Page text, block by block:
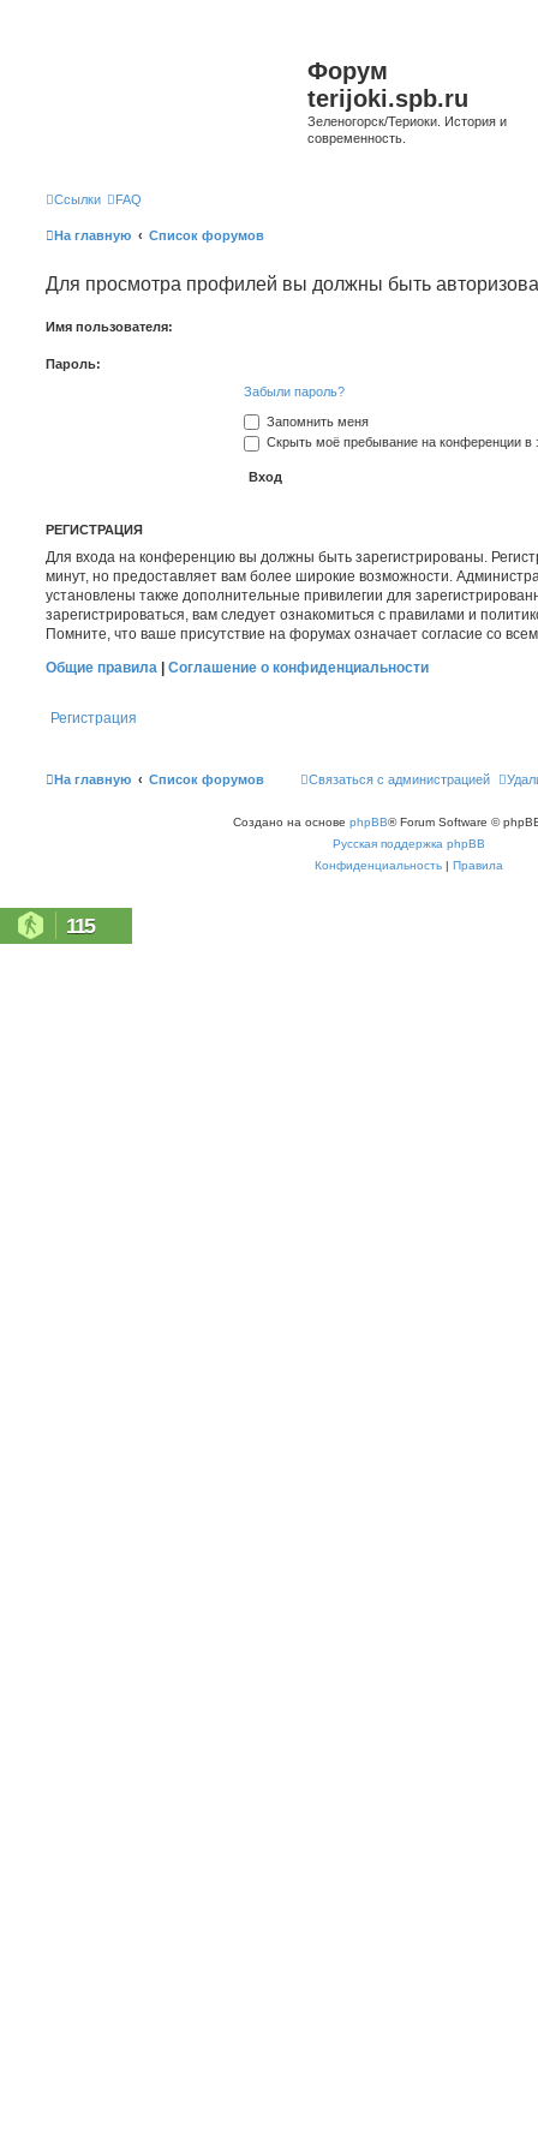
Форум
terijoki.spb.ru
Зеленогорск/Териоки. История и
современность.
Ссылки FAQ
На главную Список форумов
Для просмотра профилей вы должны быть
Имя пользователя:
Пароль:
Забыли пароль?
Запомнить меня
Скрыть моё пребывание на конференции в
РЕГИСТРАЦИЯ
Для входа на конференцию вы должны быть зарегистрированы.
минут, но предоставляет вам более широкие возможности.
установлены также дополнительные привилегии для
зарегистрироваться, вам следует ознакомиться с правилами и
Помните, что ваше присутствие на форумах означает согласие со
Общие правила
Соглашение о конфиденциальности
Регистрация
На главную Список форумов Связаться с администрацией
Создано на основе phpBB® Forum Software ©
Русская поддержка phpBB
Конфиденциальность | Правила
115